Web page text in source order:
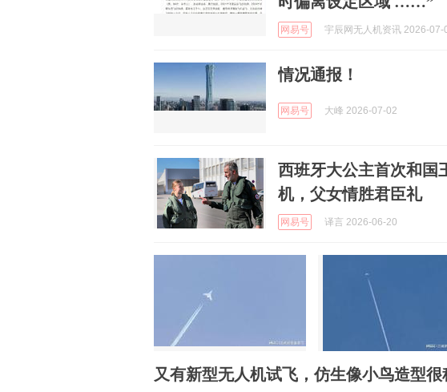
网易号 宇辰网无人机资讯 2026-07-
情况通报！
网易号 大峰 2026-07-02
西班牙大公主首次和国
机，父女情胜君臣礼
网易号 译言 2026-06-20
又有新型无人机试飞，仿生像小鸟造型很